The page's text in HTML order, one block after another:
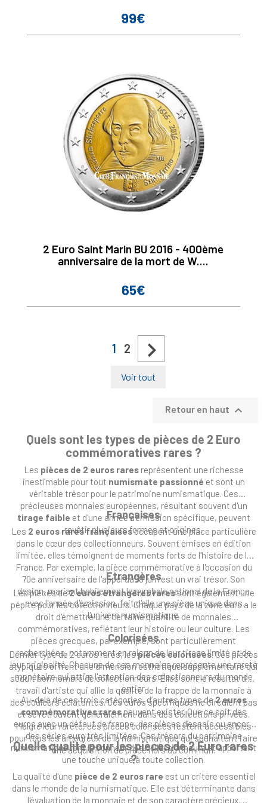
Prix
99€
2 Euro Saint Marin BU 2016 - 400ème
anniversaire de la mort de W....
Prix
65€
1 2 
Voir tout
Retour en haut 
Quels sont les types de pièces de 2 Euro
commémoratives rares ?
Les pièces de 2 euros raresreprésentent une richesse
inestimable pour tout numismate passionné et sont un
véritable trésor pour le patrimoine numismatique. Ces
précieuses monnaies européennes, résultant souvent d'un
tirage faible et d'une année d'émission spécifique, peuvent
revêtir plusieurs formes et origines.
Françaises
Les 2 euros rares françaisesoccupent une place particulière
dans le cœur des collectionneurs. Souvent émises en édition
limitée, elles témoignent de moments forts de l'histoire de la
France. Par exemple, la pièce commémorative à l'occasion du
70e anniversaire de l'appel du 18 juin est un vrai trésor. Son
design, mariant habilement le symbole national de la France
avec l'année d'émission, fait d'elle une pièce unique dans
l'univers numismatique.
Etrangères
Les pièces de2 euros étrangères raressont également une
pépite pour les collectionneurs. Chaque pays de la zone euro a le
droit d'émettre une certaine quantité de monnaies
commémoratives, reflétant leur histoire ou leur culture. Les
pièces grecques, par exemple, sont particulièrement
recherchées, notamment en raison de leur tirage limité et de
leur originalité. Chacune de ces monnaies représente une rareté
monétaire qui attire l'attention des collectionneurs du monde
entier.
Colorisées
Dernier type de 2 euros rares, lespièces colorisées. Ces pièces
atypiques offrent une dimension esthétique supplémentaire qui
séduit bon nombre de collectionneurs. Elles sont le résultat d'un
travail d'artiste qui allie la qualité de la frappe de la monnaie à
des couleurs éclatantes. Ces euros spécifiques ne circulent pas
et se retrouvent généralement dans des collections privées.
Malgré leur rareté, ces pièces colorisées restent accessibles
pour tous les amoureux de la numismatique qui souhaitent faire
une acquisition de pièce hors du commun.
Au-delà de ces trois catégories, d’autres types de2 euros
commémoratives rarespeuvent exister. Que ce soit des
euros avec un défaut de frappe, des pièces d’essais ou encore
des séries euro très limitées. Ces trésors du patrimoine
numismatique font le bonheur des collectionneurs et apportent
une touche unique à toute collection.
Quelle qualité pour les pièces de 2 Euro rares
?
La qualité d'une pièce de 2 euros rare est un critère essentiel
dans le monde de la numismatique. Elle est déterminante dans
l'évaluation de la monnaie et de son caractère précieux.